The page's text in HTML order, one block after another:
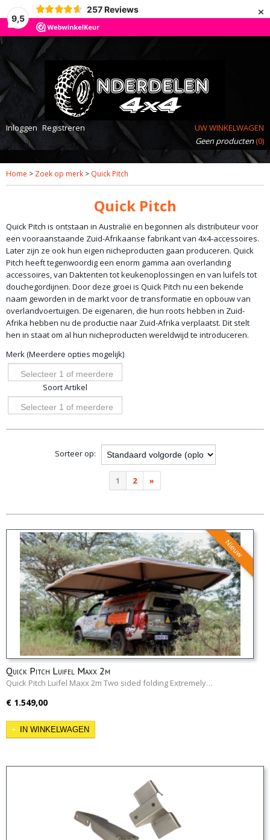
9,5
257 Reviews ×
Inloggen Registreren
UW WINKELWAGEN
Geen producten(0)
Home > Zoek op merk > Quick Pitch
Quick Pitch
Quick Pitch is ontstaan in Australië en begonnen als distributeur voor
een vooraanstaande Zuid-Afrikaanse fabrikant van 4x4-accessoires.
Later zijn ze ook hun eigen nicheproducten gaan produceren. Quick
Pitch heeft tegenwoordig een enorm gamma aan overlanding
accessoires, van Daktenten tot keukenoplossingen en van luifels tot
douchegordijnen. Door deze groei is Quick Pitch nu een bekende
naam geworden in de markt voor de transformatie en opbouw van
overlandvoertuigen. De eigenaren, die hun roots hebben in Zuid-
Afrika hebben nu de productie naar Zuid-Afrika verplaatst. Dit stelt
hen in staat om al hun nicheproducten wereldwijd te introduceren.
Merk (Meerdere opties mogelijk)
Selecteer 1 of meerdere
opties
Soort Artikel
Selecteer 1 of meerdere
Sorteer op:
1 2 »
Nieuw
Quick Pitch Luifel Maxx 2m
Quick Pitch Luifel Maxx 2m Two sided folding Extremely…
€ 1.549,00
IN WINKELWAGEN